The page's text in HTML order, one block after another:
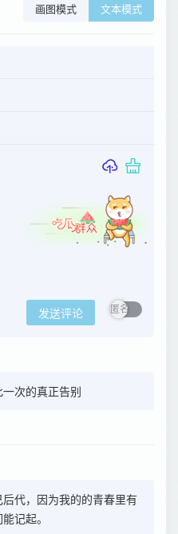
画图模式 文本模式
发送评论
次的真正告别
代，因为我的的青春里有
记起。